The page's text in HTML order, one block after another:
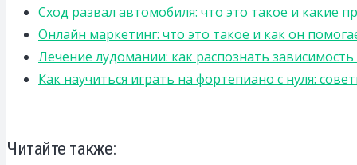
Сход развал автомобиля: что это такое и какие
Онлайн маркетинг: что это такое и как он
Лечение лудомании: как распознать
Как научиться играть на фортепиано с нуля:
Читайте также: